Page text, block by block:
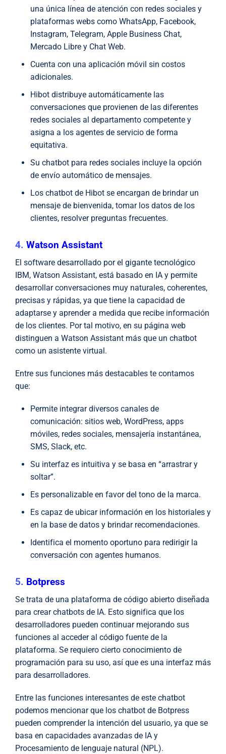
una única línea de atención con redes sociales y
plataformas webs como WhatsApp, Facebook,
Instagram, Telegram, Apple Business Chat,
Mercado Libre y Chat Web.
Cuenta con una aplicación móvil sin costos
adicionales.
Hibot distribuye automáticamente las
conversaciones que provienen de las diferentes
redes sociales al departamento competente y
asigna a los agentes de servicio de forma
equitativa.
Su chatbot para redes sociales incluye la opción
de envío automático de mensajes.
Los chatbot de Hibot se encargan de brindar un
mensaje de bienvenida, tomar los datos de los
clientes, resolver preguntas frecuentes.
4. Watson Assistant
El software desarrollado por el gigante tecnológico
IBM, Watson Assistant, está basado en IA y permite
desarrollar conversaciones muy naturales, coherentes,
precisas y rápidas, ya que tiene la capacidad de
adaptarse y aprender a medida que recibe información
de los clientes. Por tal motivo, en su página web
distinguen a Watson Assistant más que un chatbot
como un asistente virtual.
Entre sus funciones más destacables te contamos
que:
Permite integrar diversos canales de
comunicación: sitios web, WordPress, apps
móviles, redes sociales, mensajería instantánea,
SMS, Slack, etc.
Su interfaz es intuitiva y se basa en “arrastrar y
soltar”.
Es personalizable en favor del tono de la marca.
Es capaz de ubicar información en los historiales y
en la base de datos y brindar recomendaciones.
Identifica el momento oportuno para redirigir la
conversación con agentes humanos.
5. Botpress
Se trata de una plataforma de código abierto diseñada
para crear chatbots de IA. Esto significa que los
desarrolladores pueden continuar mejorando sus
funciones al acceder al código fuente de la
plataforma. Se requiero cierto conocimiento de
programación para su uso, así que es una interfaz más
para desarrolladores.
Entre las funciones interesantes de este chatbot
podemos mencionar que los chatbot de Botpress
pueden comprender la intención del usuario, ya que se
basa en capacidades avanzadas de IA y
Procesamiento de lenguaje natural (NPL).